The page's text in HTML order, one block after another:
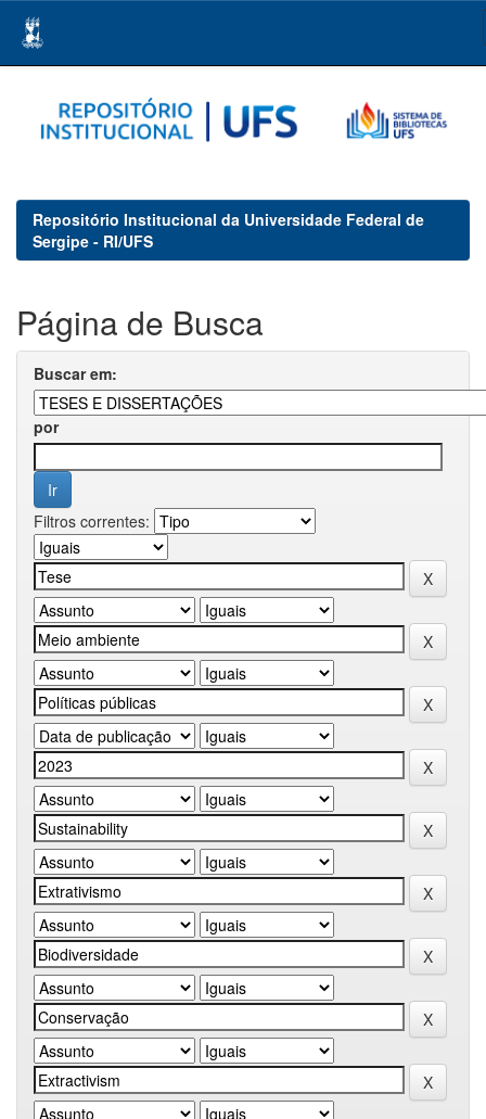
navigation
Repositório Institucional da Universidade Federal de
Sergipe - RI/UFS
Página de Busca
Buscar em:
por
Filtros correntes: